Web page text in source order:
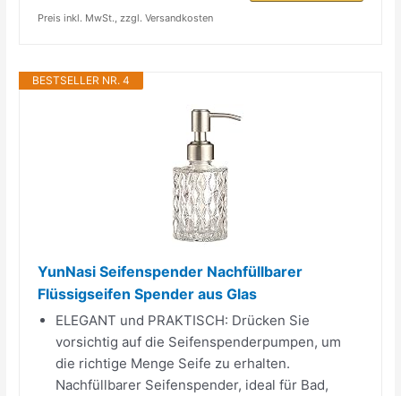
Preis inkl. MwSt., zzgl. Versandkosten
BESTSELLER NR. 4
YunNasi Seifenspender Nachfüllbarer
Flüssigseifen Spender aus Glas
ELEGANT und PRAKTISCH: Drücken Sie
vorsichtig auf die Seifenspenderpumpen, um
die richtige Menge Seife zu erhalten.
Nachfüllbarer Seifenspender, ideal für Bad,